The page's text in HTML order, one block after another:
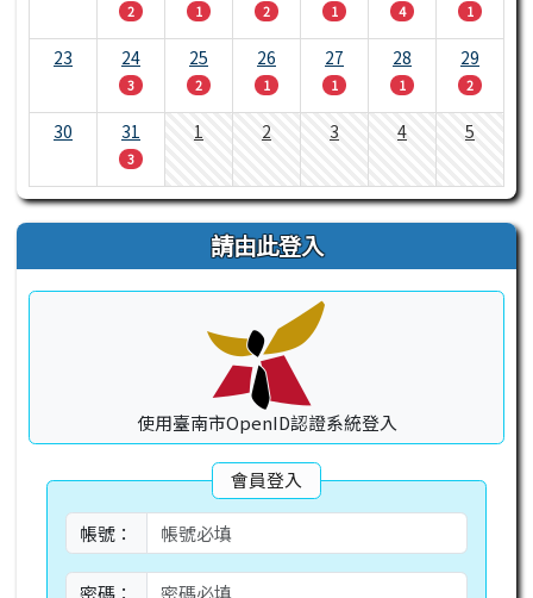
2 1 2 1 4 1
23 24
3
25
2
26
1
27
1
28
1
29
2
30 31
3
1 2 3 4 5
請由此登入
使用臺南市OpenID認證系統登入
會員登入
帳號：
密碼：